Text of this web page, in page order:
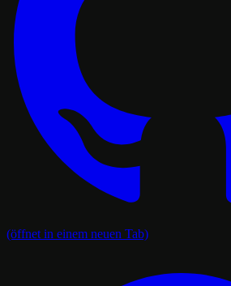
(öffnet in einem neuen Tab)